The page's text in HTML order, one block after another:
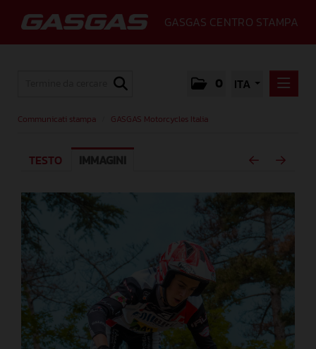
GASGAS CENTRO STAMPA
0 ITA
MEDIA
GALLERY
GASGAS
CONTATTI
Communicati stampa GASGAS Motorcycles Italia
TESTO IMMAGINI